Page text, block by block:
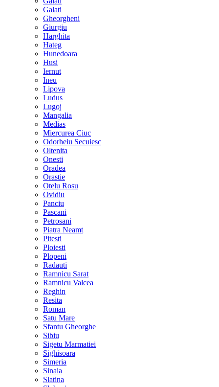
Galati
Gheorgheni
Giurgiu
Harghita
Hateg
Hunedoara
Husi
Iernut
Ineu
Lipova
Ludus
Lugoj
Mangalia
Medias
Miercurea Ciuc
Odorheiu Secuiesc
Oltenita
Onesti
Oradea
Orastie
Otelu Rosu
Ovidiu
Panciu
Pascani
Petrosani
Piatra Neamt
Pitesti
Ploiesti
Plopeni
Radauti
Ramnicu Sarat
Ramnicu Valcea
Reghin
Resita
Roman
Satu Mare
Sfantu Gheorghe
Sibiu
Sigetu Marmatiei
Sighisoara
Simeria
Sinaia
Slatina